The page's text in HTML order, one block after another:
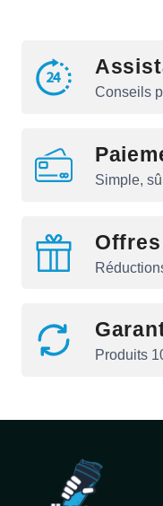
Conseils
Simple,
Produits